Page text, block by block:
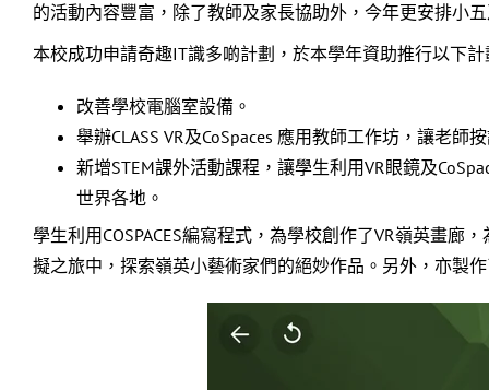
的活動內容豐富，除了教師及家長協助外，今年更安排小
本校成功申請奇趣IT識多啲計劃，於本學年資助推行以下計
改善學校電腦室設備。
舉辦CLASS VR及CoSpaces 應用教師工作坊，讓老
新增STEM課外活動課程，讓學生利用VR眼鏡及
世界各地。
學生利用COSPACES編寫程式，為學校創作了VR嶺英畫
擬之旅中，探索嶺英小藝術家們的絕妙作品。另外，亦製